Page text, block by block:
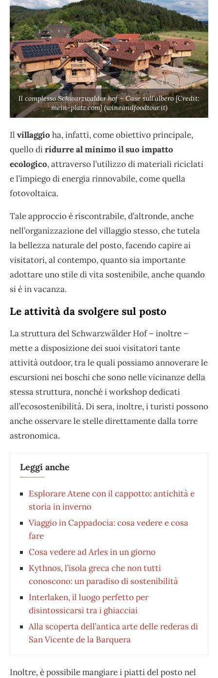
Il complesso Schwarzwalder hof – Case sull’albero [Credit:
mein-platz.com] (wineandfoodtour.it)
Il villaggio ha, infatti, come obiettivo principale,
quello diridurre al minimo il suo impatto
ecologico, attraverso l’utilizzo di materiali riciclati
e l’impiego di energia rinnovabile, come quella
fotovoltaica.
Tale approccio è riscontrabile, d’altronde, anche
nell’organizzazione del villaggio stesso, che tutela
la bellezza naturale del posto, facendo capire ai
visitatori, al contempo, quanto sia importante
adottare uno stile di vita sostenibile, anche quando
si è in vacanza.
Le attività da svolgere sul posto
La struttura del Schwarzwälder Hof – inoltre –
mette a disposizione dei suoi visitatori tante
attività outdoor, tra le quali possiamo annoverare le
escursioni nei boschi che sono nelle vicinanze della
stessa struttura, nonché i workshop dedicati
all’ecosostenibilità. Di sera, inoltre, i turisti possono
anche osservare le stelle direttamente dalla torre
astronomica.
Leggi anche
Esplorare Atene con il cappotto: antichità e
storia in inverno
Viaggio in Cappadocia: cosa vedere e cosa
fare
Cosa vedere ad Arles in un giorno
Kythnos, l’isola greca che non tutti
conoscono: un paradiso di sostenibilità
Interlaken, il luogo perfetto per
disintossicarsi tra i ghiacciai
Alla scoperta dell’antica arte delle rederas di
San Vicente de la Barquera
Inoltre, è possibile mangiare i piatti del posto nel